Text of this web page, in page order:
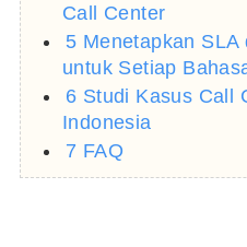
Call Center
5 Menetapkan SLA
untuk Setiap
6 Studi Kasus Call
Indonesia
7 FAQ